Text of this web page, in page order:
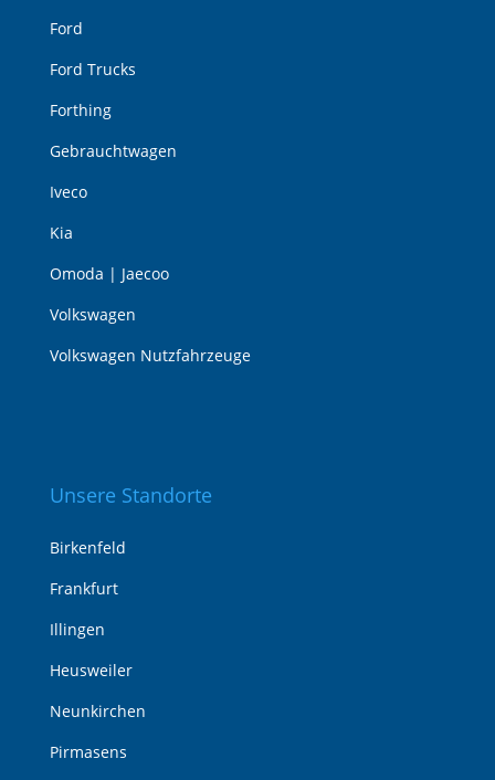
Ford
Ford Trucks
Forthing
Gebrauchtwagen
Iveco
Kia
Omoda | Jaecoo
Volkswagen
Volkswagen Nutzfahrzeuge
Unsere Standorte
Birkenfeld
Frankfurt
Illingen
Heusweiler
Neunkirchen
Pirmasens